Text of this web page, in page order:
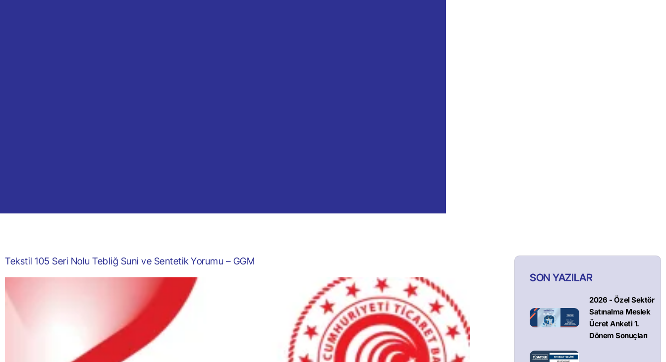
Tekstil 105 Seri Nolu Tebliğ Suni ve Sentetik Yorumu – GGM
SON YAZILAR
2026 - Özel Sektör
Satınalma Meslek
Ücret Anketi 1.
Dönem Sonuçları